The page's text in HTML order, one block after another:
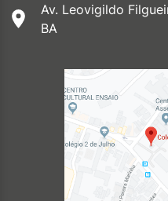
Av. Leovigildo
BA